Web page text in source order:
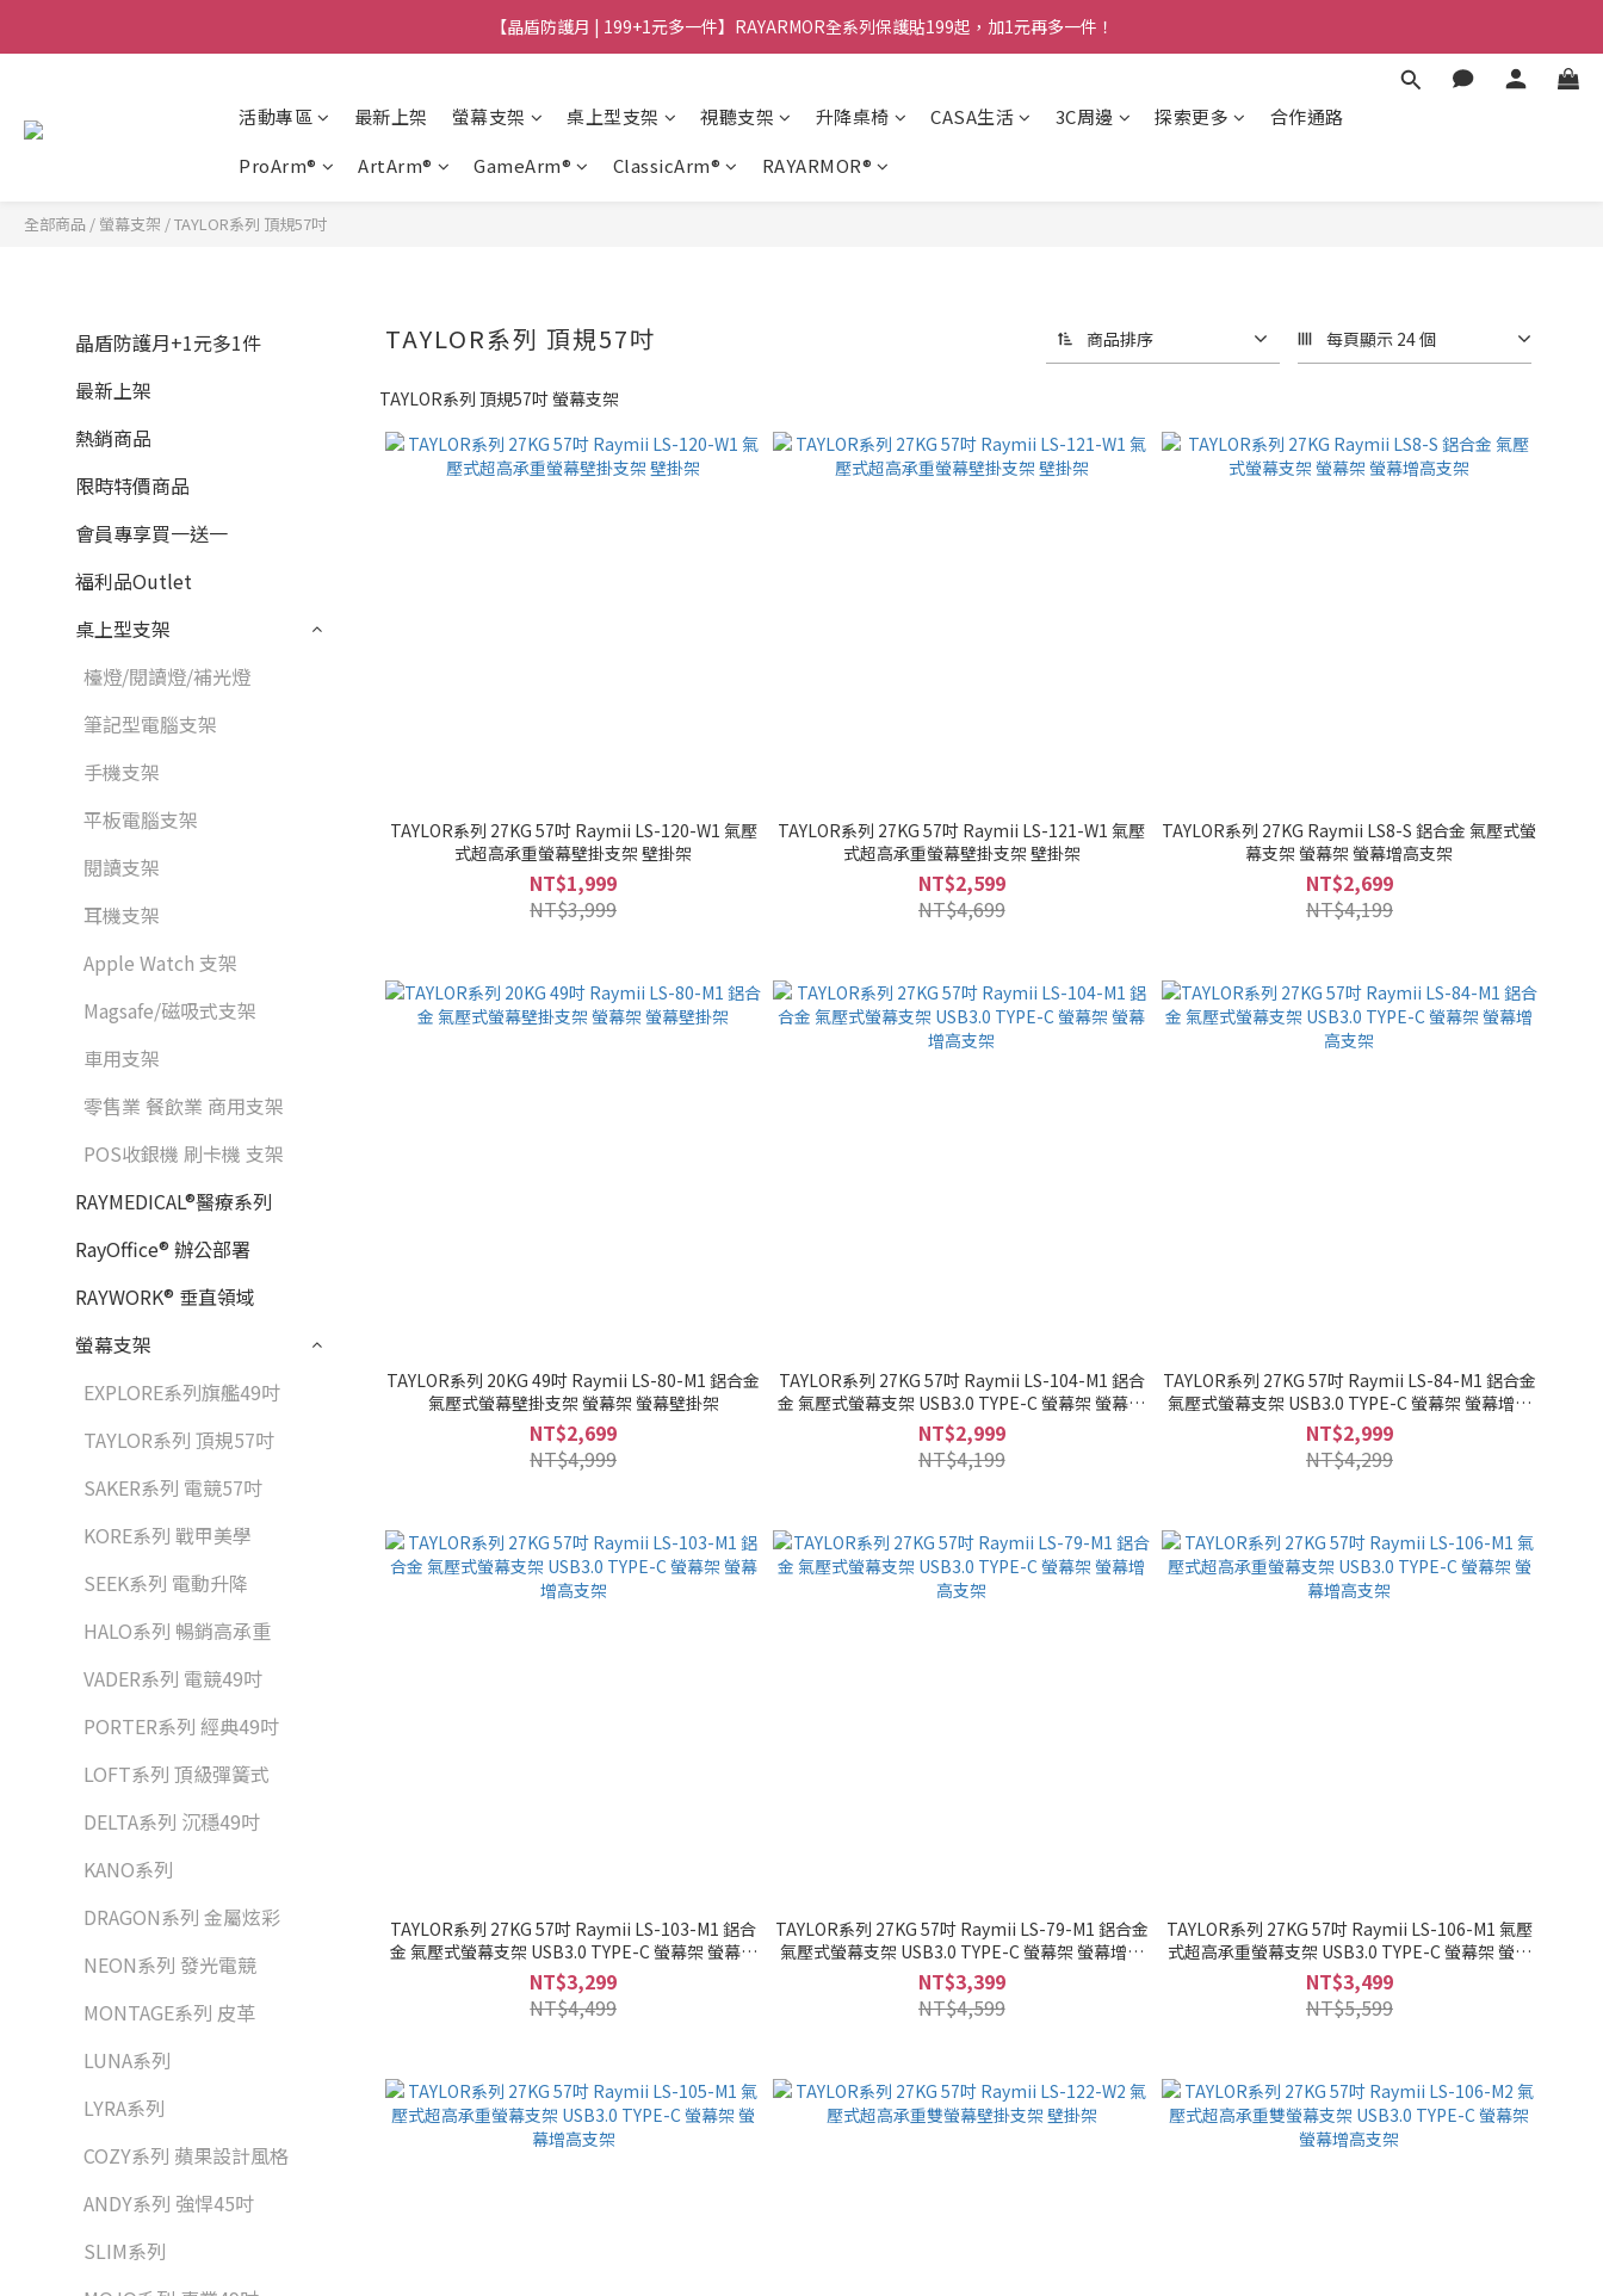
【晶盾防護月 | 199+1元多一件】RAYARMOR全系列保護貼199起，加1元再多一件！
活動專區 最新上架 螢幕支架 桌上型支架 視聽支架 升降桌椅 CASA生活 3C周邊 探索更多
合作通路
ProArm®
ArtArm® GameArm® ClassicArm® RAYARMOR®
全部商品 / 螢幕支架 /TAYLOR系列 頂規57吋
晶盾防護月+1元多1件
最新上架
熱銷商品
限時特價商品
會員專享買一送一
福利品Outlet
桌上型支架
檯燈/閱讀燈/補光燈
筆記型電腦支架
手機支架
平板電腦支架
閱讀支架
耳機支架
Apple Watch 支架
Magsafe/磁吸式支架
車用支架
零售業 餐飲業 商用支架
POS收銀機 刷卡機 支架
RAYMEDICAL®醫療系列
RayOffice® 辦公部署
RAYWORK® 垂直領域
螢幕支架
EXPLORE系列旗艦49吋
TAYLOR系列 頂規57吋
SAKER系列 電競57吋
KORE系列 戰甲美學
SEEK系列 電動升降
HALO系列 暢銷高承重
VADER系列 電競49吋
PORTER系列 經典49吋
LOFT系列 頂級彈簧式
DELTA系列 沉穩49吋
KANO系列
DRAGON系列 金屬炫彩
NEON系列 發光電競
MONTAGE系列 皮革
LUNA系列
LYRA系列
COZY系列 蘋果設計風格
ANDY系列 強悍45吋
SLIM系列
TAYLOR系列 頂規57吋 商品排序 每頁顯示 24 個
TAYLOR系列 頂規57吋 螢幕支架
TAYLOR系列 27KG 57吋 Raymii LS-120-W1 氣壓
式超高承重螢幕壁掛支架 壁掛架
NT$1,999
NT$3,999
TAYLOR系列 27KG 57吋 Raymii LS-121-W1 氣壓
式超高承重螢幕壁掛支架 壁掛架
NT$2,599
NT$4,699
TAYLOR系列 27KG Raymii LS8-S 鋁合金 氣壓式螢
幕支架 螢幕架 螢幕增高支架
NT$2,699
NT$4,199
TAYLOR系列 20KG 49吋 Raymii LS-80-M1 鋁合金
氣壓式螢幕壁掛支架 螢幕架 螢幕壁掛架
NT$2,699
NT$4,999
TAYLOR系列 27KG 57吋 Raymii LS-104-M1 鋁合
金 氣壓式螢幕支架 USB3.0 TYPE-C 螢幕架 螢幕增
高支架
NT$2,999
NT$4,199
TAYLOR系列 27KG 57吋 Raymii LS-84-M1 鋁合金
氣壓式螢幕支架 USB3.0 TYPE-C 螢幕架 螢幕增高
支架
NT$2,999
NT$4,299
TAYLOR系列 27KG 57吋 Raymii LS-103-M1 鋁合
金 氣壓式螢幕支架 USB3.0 TYPE-C 螢幕架 螢幕增
高支架
NT$3,299
NT$4,499
TAYLOR系列 27KG 57吋 Raymii LS-79-M1 鋁合金
氣壓式螢幕支架 USB3.0 TYPE-C 螢幕架 螢幕增高
支架
NT$3,399
NT$4,599
TAYLOR系列 27KG 57吋 Raymii LS-106-M1 氣壓
式超高承重螢幕支架 USB3.0 TYPE-C 螢幕架 螢幕
增高支架
NT$3,499
NT$5,599